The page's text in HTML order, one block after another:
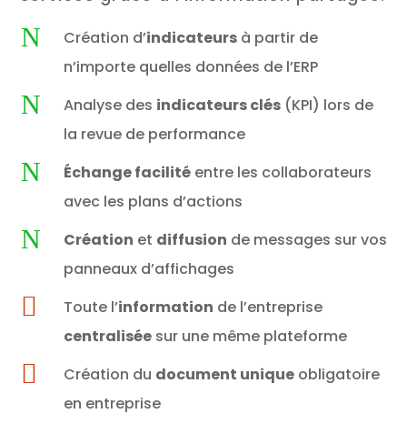
N Création d’indicateursà partir de
n’importe quelles données de l’ERP
N Analyse des indicateurs clés(KPI) lors de
la revue de performance
N Échange facilitéentre les collaborateurs
avec les plans d’actions
N Création et diffusion de messages sur vos
panneaux d’affichages
 Toute l’information de l’entreprise
centraliséesur une même plateforme
 Création du document uniqueobligatoire
en entreprise